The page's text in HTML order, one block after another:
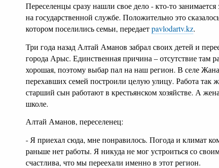
Переселенцы сразу нашли свое дело - кто-то занимается
на государственной службе. Положительно это
котором поселились семьи, передаетpavlodartv.kz.
Три года назад Алтай Аманов забрал своих детей и
города Арыс. Единственная причина – отсутствие там
хорошая, поэтому выбар пал на наш регион. В селе
перехавших семей построили целую улицу. Работа так
старший сын работают в крестьянском хозяйстве. А
школе.
Алтай Аманов, переселенец:
- Я приехал сюда, мне понравилось. Погода и климат
раньше нет работы. Я никуда не мог устроиться со
счастлива, что мы переехали именно в этот регион.